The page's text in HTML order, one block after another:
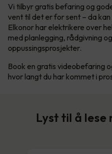
Vi tilbyr gratis befaring og
vent til det er for sent – da
Elkonor har elektrikere over
med planlegging, rådgivning
oppussingsprosjekter.
Book en gratis videobefaring
hvor langt du har kommet i
Lyst til å lese